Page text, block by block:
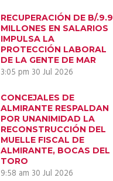
RECUPERACIÓN DE B/.9.9
MILLONES EN SALARIOS
IMPULSA LA
PROTECCIÓN LABORAL
DE LA GENTE DE MAR
3:05 pm 30 Jul 2026
CONCEJALES DE
ALMIRANTE RESPALDAN
POR UNANIMIDAD LA
RECONSTRUCCIÓN DEL
MUELLE FISCAL DE
ALMIRANTE, BOCAS DEL
TORO
9:58 am 30 Jul 2026